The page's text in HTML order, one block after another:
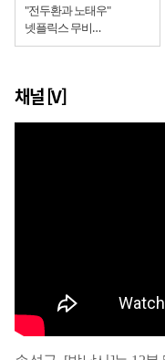
"전두환과 노태우"
넷플릭스 무비
'보통사람들'
채널 [V]